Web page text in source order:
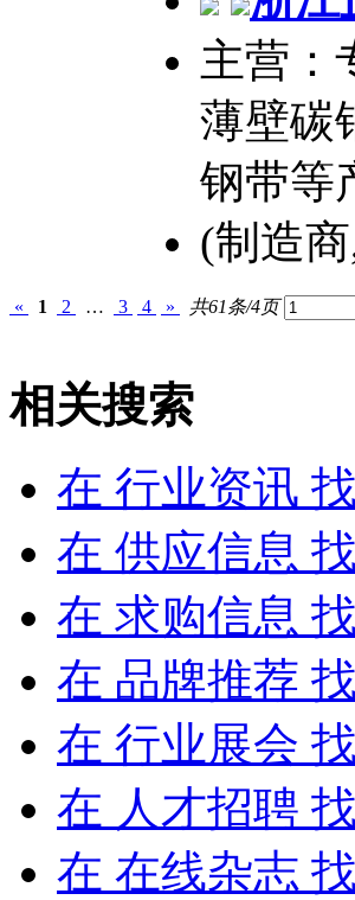
主营：
薄壁碳
钢带等
(制造
« 1 2 … 3 4 » 共61条/4页
相关搜索
在 行业资讯
在 供应信息
在 求购信息
在 品牌推荐
在 行业展会
在 人才招聘
在 在线杂志